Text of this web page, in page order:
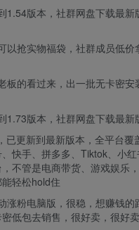
1.54版本，社群网盘下载最新
以抢实物福袋，社群成员低价
板的看过来，出一批无卡密安
1.73版本，社群网盘下载最新
已更新到最新版本，全平台覆
快手、拼多多、Tiktok、小
不管是电商带货、游戏娱乐
轻松hold住
涨粉电脑版，很稳，想赚钱的
低包去销售，很好卖，很好